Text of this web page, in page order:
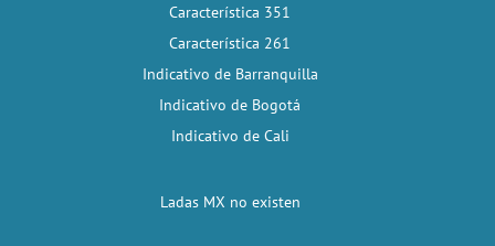
Característica 351
Característica 261
Indicativo de Barranquilla
Indicativo de Bogotá
Indicativo de Cali
Ladas MX no existen